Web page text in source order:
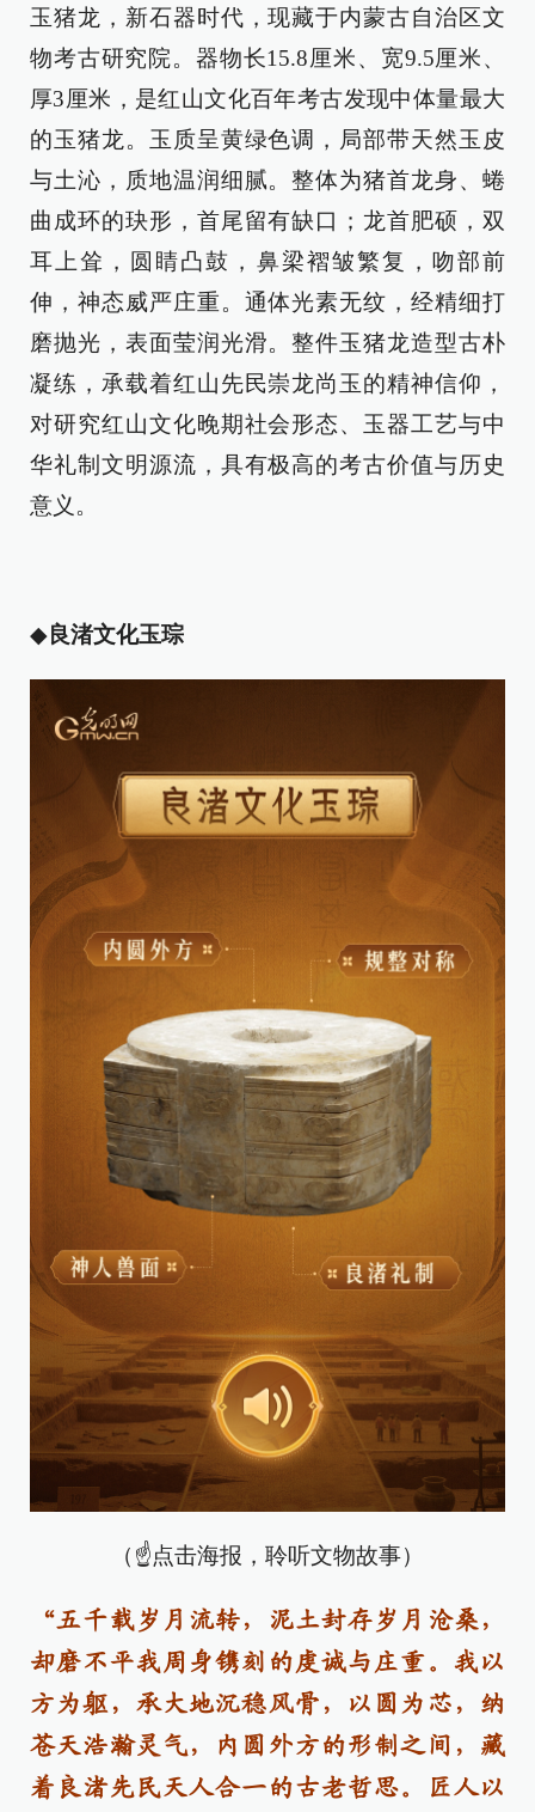
玉猪龙，新石器时代，现藏于内蒙古自治区文
物考古研究院。器物长15.8厘米、宽9.5厘米、
厚3厘米，是红山文化百年考古发现中体量最大
的玉猪龙。玉质呈黄绿色调，局部带天然玉皮
与土沁，质地温润细腻。整体为猪首龙身、蜷
曲成环的玦形，首尾留有缺口；龙首肥硕，双
耳上耸，圆睛凸鼓，鼻梁褶皱繁复，吻部前
伸，神态威严庄重。通体光素无纹，经精细打
磨抛光，表面莹润光滑。整件玉猪龙造型古朴
凝练，承载着红山先民崇龙尚玉的精神信仰，
对研究红山文化晚期社会形态、玉器工艺与中
华礼制文明源流，具有极高的考古价值与历史
意义。
◆良渚文化玉琮
（☝点击海报，聆听文物故事）
“五千载岁月流转，泥土封存岁月沧桑，
却磨不平我周身镌刻的虔诚与庄重。我以
方为躯，承大地沉稳风骨，以圆为芯，纳
苍天浩瀚灵气，内圆外方的形制之间，藏
着良渚先民天人合一的古老哲思。匠人以